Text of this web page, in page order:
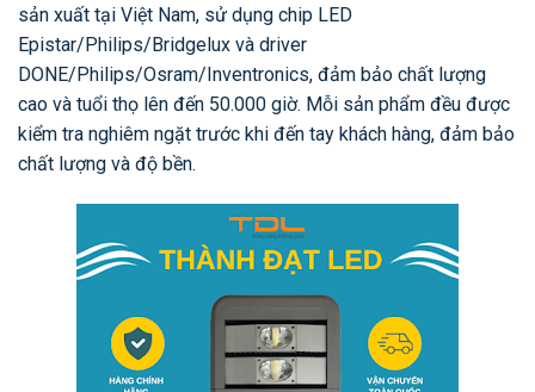
sản xuất tại Việt Nam, sử dụng chip LED
Epistar/Philips/Bridgelux và driver
DONE/Philips/Osram/Inventronics, đảm bảo chất lượng
cao và tuổi thọ lên đến 50.000 giờ. Mỗi sản phẩm đều được
kiểm tra nghiêm ngặt trước khi đến tay khách hàng, đảm bảo
chất lượng và độ bền.